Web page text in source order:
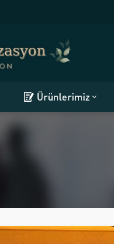
Ürünlerimiz